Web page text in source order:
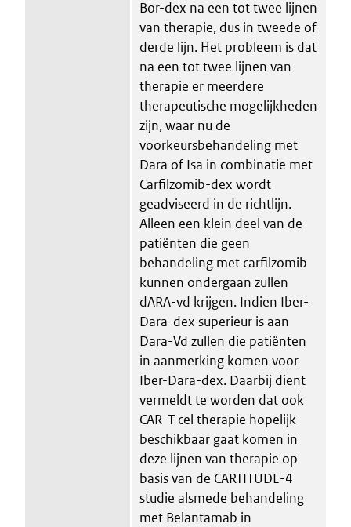
Bor-dex na een tot twee lijnen
van therapie, dus in tweede of
derde lijn. Het probleem is dat
na een tot twee lijnen van
therapie er meerdere
therapeutische mogelijkheden
zijn, waar nu de
voorkeursbehandeling met
Dara of Isa in combinatie met
Carfilzomib-dex wordt
geadviseerd in de richtlijn.
Alleen een klein deel van de
patiënten die geen
behandeling met carfilzomib
kunnen ondergaan zullen
dARA-vd krijgen. Indien Iber-
Dara-dex superieur is aan
Dara-Vd zullen die patiënten
in aanmerking komen voor
Iber-Dara-dex. Daarbij dient
vermeldt te worden dat ook
CAR-T cel therapie hopelijk
beschikbaar gaat komen in
deze lijnen van therapie op
basis van de CARTITUDE-4
studie alsmede behandeling
met Belantamab in